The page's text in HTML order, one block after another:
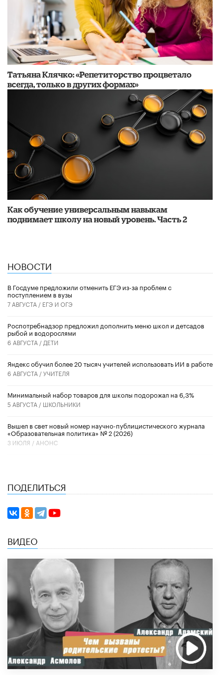
​Татьяна Клячко: «Репетиторство процветало
всегда, только в других формах»
​Как обучение универсальным навыкам
поднимает школу на новый уровень. Часть 2
НОВОСТИ
В Госдуме предложили отменить ЕГЭ из-за проблем с
поступлением в вузы
7 АВГУСТА / ЕГЭ И ОГЭ
Роспотребнадзор предложил дополнить меню школ и детсадов
рыбой и водорослями
6 АВГУСТА / ДЕТИ
​Яндекс обучил более 20 тысяч учителей использовать ИИ в работе
6 АВГУСТА /УЧИТЕЛЯ
Минимальный набор товаров для школы подорожал на 6,3%
5 АВГУСТА / ШКОЛЬНИКИ
Вышел в свет новый номер научно-публицистического журнала
«Образовательная политика» № 2 (2026)
3 ИЮЛЯ / АНОНС
ПОДЕЛИТЬСЯ
ВИДЕО